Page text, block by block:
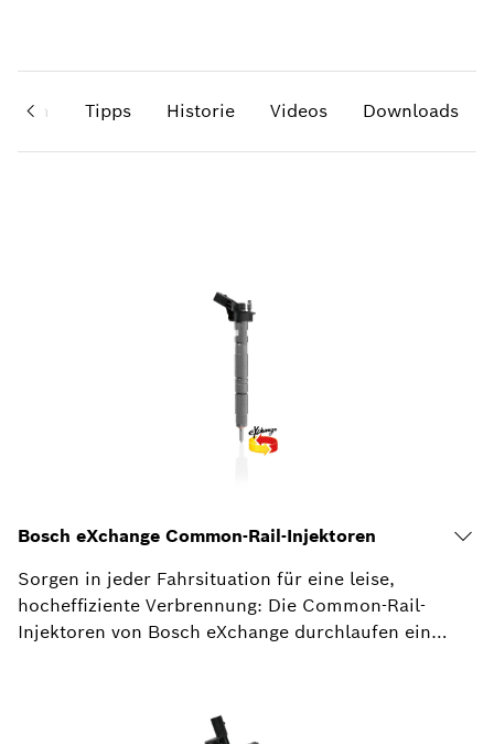
Tipps Historie Videos Downloads